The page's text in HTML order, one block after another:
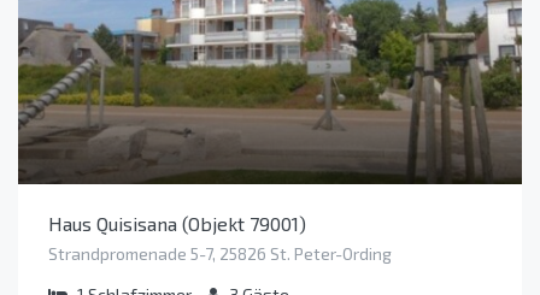
Haus Quisisana (Objekt 79001)
Strandpromenade 5-7, 25826 St. Peter-Ording